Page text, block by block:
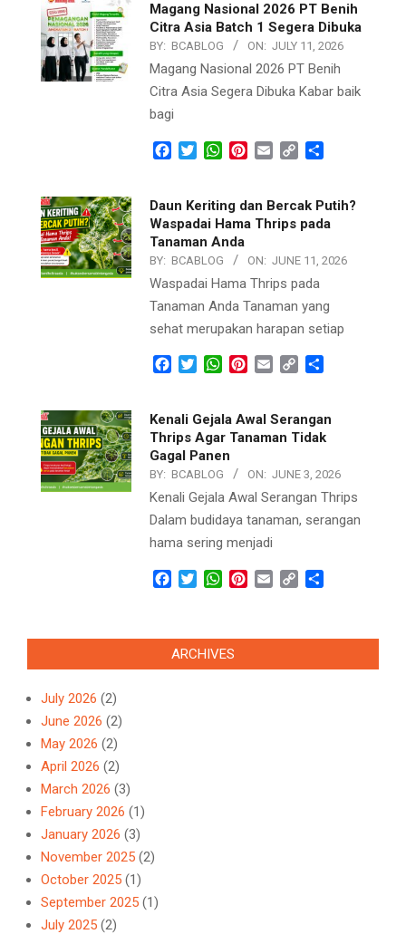
Magang Nasional 2026 PT Benih
Citra Asia Batch 1 Segera Dibuka
BY: BCABLOG ON: JULY 11, 2026
Magang Nasional 2026 PT Benih
Citra Asia Segera Dibuka Kabar baik
bagi
Facebook
TwitterWhatsApp
Pinterest
Email Copy
Daun Keriting dan Bercak Putih?
Waspadai Hama Thrips pada
Tanaman Anda
BY: BCABLOG ON: JUNE 11, 2026
Waspadai Hama Thrips pada
Tanaman Anda Tanaman yang
sehat merupakan harapan setiap
Facebook
TwitterWhatsApp
Pinterest
Email Copy
Kenali Gejala Awal Serangan
Thrips Agar Tanaman Tidak
Gagal Panen
BY: BCABLOG ON: JUNE 3, 2026
Kenali Gejala Awal Serangan Thrips
Dalam budidaya tanaman, serangan
hama sering menjadi
Facebook
TwitterWhatsApp
Pinterest
Email Copy
ARCHIVES
July 2026 (2)
June 2026 (2)
May 2026 (2)
April 2026 (2)
March 2026 (3)
February 2026 (1)
January 2026 (3)
November 2025 (2)
October 2025 (1)
September 2025 (1)
July 2025 (2)